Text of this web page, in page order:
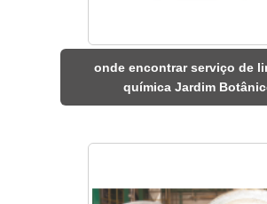
onde encontrar serviço de
química Jardim